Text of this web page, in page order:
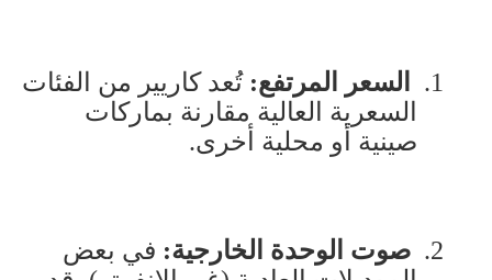
1. السعر المرتفع: تُعد كاريير من الفئات
السعرية العالية مقارنة بماركات
صينية أو محلية أخرى.
2. صوت الوحدة الخارجية: في بعض